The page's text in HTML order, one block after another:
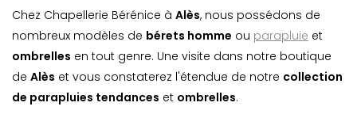
Chez Chapellerie Bérénice à Alès, nous possédons de
nombreux modèles de bérets homme ou parapluie et
ombrelles en tout genre. Une visite dans notre boutique
de Alès et vous constaterez l'étendue de notre collection
de parapluies tendances et ombrelles.